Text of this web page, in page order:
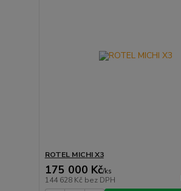
ROTEL MICHI X3
175 000 Kč/ks
144 628 Kč bez DPH